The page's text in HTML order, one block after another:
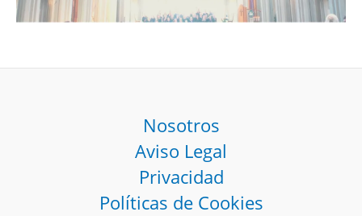
Nosotros
Aviso Legal
Privacidad
Políticas de Cookies